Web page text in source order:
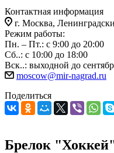
Контактная информация
г. Москва,
Режим работы:
Пн. – Пт.: с 9:00 до 20:00
Сб..: с 10:00 до 18:00
Вск..: выходной до
moscow@mir-nagrad.ru
Поделиться
Брелок